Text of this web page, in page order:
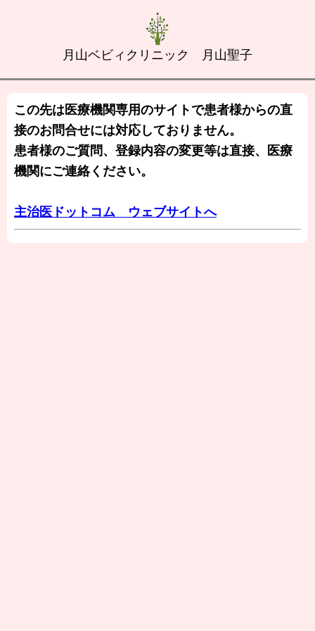
月山ベビィクリニック 月山聖子
この先は医療機関専用のサイトで患者様からの直
接のお問合せには対応しておりません。
患者様のご質問、登録内容の変更等は直接、医療
機関にご連絡ください。
主治医ドットコム ウェブサイトへ